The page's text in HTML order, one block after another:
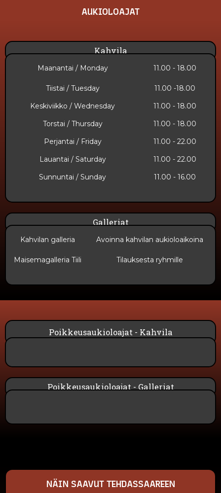
AUKIOLOAJAT
Kahvila
Maanantai / Monday 11.00 - 18.00
Tiistai / Tuesday
11.00 -18.00
Keskiviikko / Wednesday
11.00 - 18.00
Torstai / Thursday
11.00 - 18.00
Perjantai / Friday
11.00 - 22.00
Lauantai / Saturday
11.00 - 22.00
Sunnuntai​ / Sunday
11.00 - 16.00
Galleriat
Kahvilan galleria Avoinna kahvilan aukioloaikoina
Maisemagalleria Tiili Tilauksesta ryhmille
Poikkeusaukioloajat - Kahvila
Poikkeusaukioloajat - Galleriat
NÄIN SAAVUT TEHDASSAAREEN